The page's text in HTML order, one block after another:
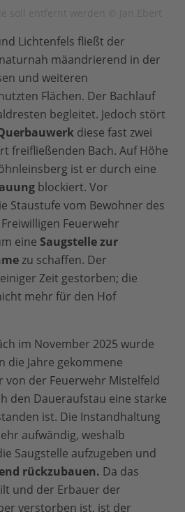
Lichtenfels fließt der
mäandrierend in der
und weiteren
Flächen. Der Bachlauf
begleitet. Jedoch stört
diese fast zwei
freifließenden Bach. Auf Höhe
ist er durch eine
blockiert. Vor
Staustufe vom Bewohner des
Feuerwehr
eine Saugstelle zur
zu schaffen. Der
Zeit gestorben; die
mehr für den Hof
im November 2025 wurde
die Jahre gekommene
von der Feuerwehr Mistelfeld
den Daueraufstau eine starke
ist. Die Instandhaltung
aufwändig, weshalb
Saugstelle aufzugeben und
rückzubauen. Da das
und der Erbauer der
verstorben ist, ist der